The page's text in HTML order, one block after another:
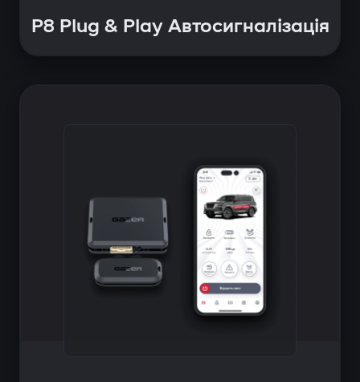
P8 Plug & Play Автосигналізація